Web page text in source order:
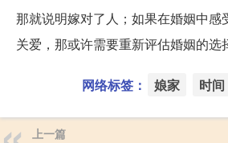
那就说明嫁对了人；如果在婚姻中感
关爱，那或许需要重新评估婚姻的选
网络标签： 娘家 时间
上一篇